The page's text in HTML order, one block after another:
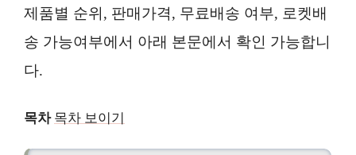
제품별 순위, 판매가격, 무료배송 여부, 로켓배
송 가능여부에서 아래 본문에서 확인 가능합니
다.
목차 목차 보이기